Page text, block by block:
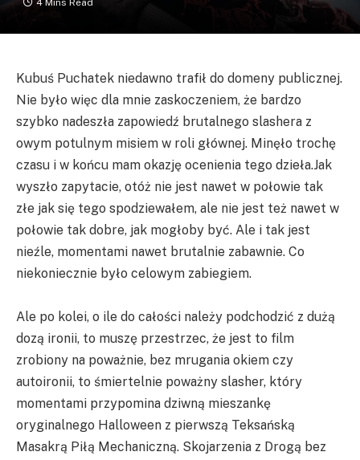
4 Mins Read
Kubuś Puchatek niedawno trafił do domeny publicznej.
Nie było więc dla mnie zaskoczeniem, że bardzo
szybko nadeszła zapowiedź brutalnego slashera z
owym potulnym misiem w roli głównej. Minęło trochę
czasu i w końcu mam okazję ocenienia tego dzieła.Jak
wyszło zapytacie, otóż nie jest nawet w połowie tak
złe jak się tego spodziewałem, ale nie jest też nawet w
połowie tak dobre, jak mogłoby być. Ale i tak jest
nieźle, momentami nawet brutalnie zabawnie. Co
niekoniecznie było celowym zabiegiem.
Ale po kolei, o ile do całości należy podchodzić z dużą
dozą ironii, to muszę przestrzec, że jest to film
zrobiony na poważnie, bez mrugania okiem czy
autoironii, to śmiertelnie poważny slasher, który
momentami przypomina dziwną mieszankę
oryginalnego Halloween z pierwszą Teksańską
Masakrą Piłą Mechaniczną. Skojarzenia z Drogą bez